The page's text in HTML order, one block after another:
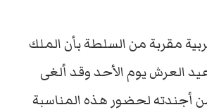
مقربة من السلطة بأن الملك
العرش يوم الأحد وقد ألغى
أجندته لحضور هذه المناسبة